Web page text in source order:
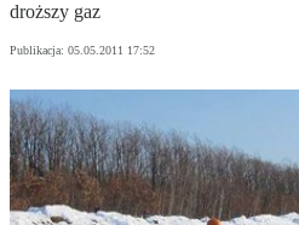
droższy gaz
Publikacja: 05.05.2011 17:52